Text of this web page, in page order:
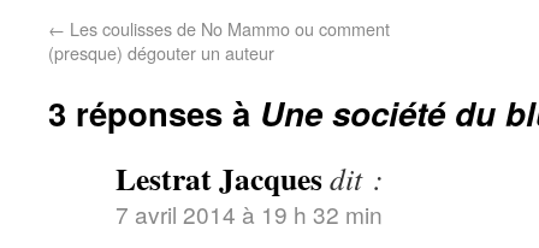
← Les coulisses de No Mammo ou comment
(presque) dégouter un auteur
3 réponses à Une société du
Lestrat Jacquesdit :
7 avril 2014 à 19 h 32 min